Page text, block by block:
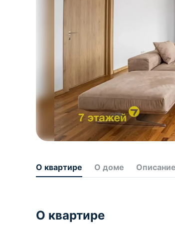
О квартире О доме Описание
О квартире